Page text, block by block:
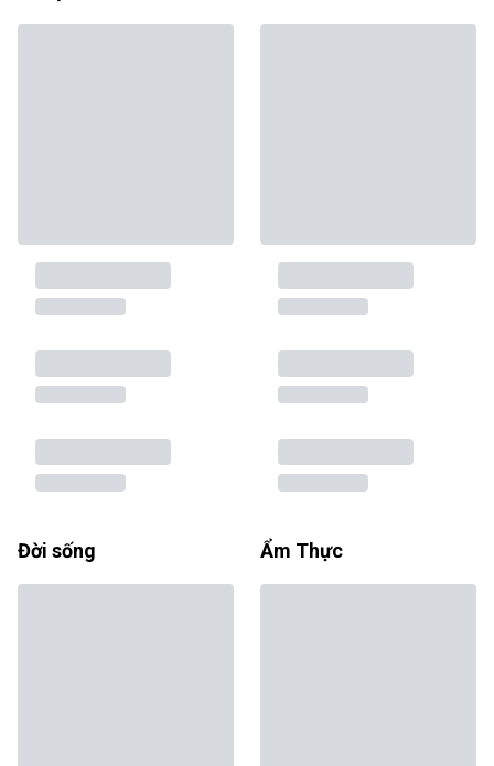
Đời sống Ẩm Thực